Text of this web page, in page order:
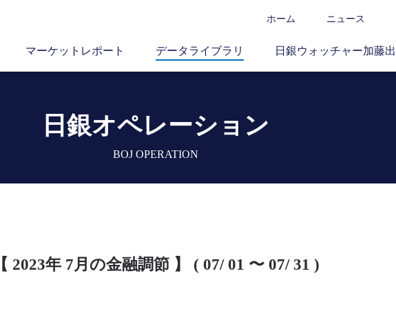
ホーム ニュース
マーケットレポート データライブラリ 日銀ウォッチャー加藤出
日銀オペレーション
BOJ OPERATION
【 2023年 7月の金融調節 】 ( 07/ 01 〜 07/ 31 )